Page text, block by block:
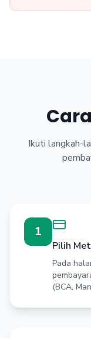
Ikuti langkah-
1
Pilih
Pada
(BCA,